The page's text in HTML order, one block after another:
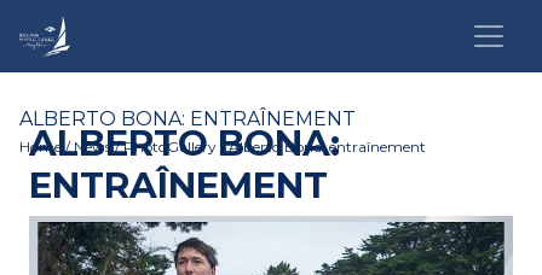
ALBERTO BONA: ENTRAÎNEMENT
Home /News /PhotoGallery / Alberto Bona: entraînement
ALBERTO BONA:
ENTRAÎNEMENT